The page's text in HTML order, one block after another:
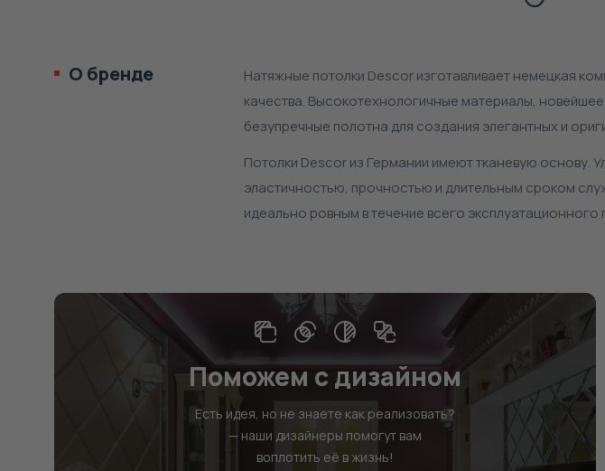
О бренде
Натяжные потолки Descor изготавливает немецкая
качества. Высокотехнологичные материалы,
безупречные полотна для создания элегантных и
Потолки Descor из Германии имеют тканевую основу.
эластичностью, прочностью и длительным сроком
идеально ровным в течение всего эксплуатационного
Поможем с дизайном
Есть идея, но не знаете как реализовать?
— наши дизайнеры помогут вам
воплотить её в жизнь!